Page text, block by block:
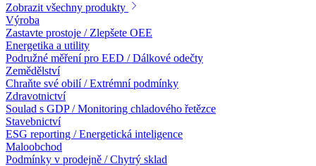
Zobrazit všechny produkty
Výroba
Zastavte prostoje / Zlepšete OEE
Energetika a utility
Podružné měření pro EED / Dálkové odečty
Zemědělství
Chraňte své obilí / Extrémní podmínky
Zdravotnictví
Soulad s GDP / Monitoring chladového řetězce
Stavebnictví
ESG reporting / Energetická inteligence
Maloobchod
Podmínky v prodejně / Chytrý sklad